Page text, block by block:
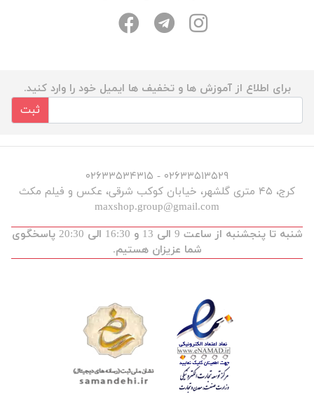
برای اطلاع از آموزش ها و تخفیف ها ایمیل خود را وارد کنید.
ثبت
۰۲۶۳۳۵۱۳۵۲۹ - ۰۲۶۳۳۵۳۴۳۱۵
کرج، ۴۵ متری گلشهر، خیابان کوکب شرقی، عکس و فیلم مکث
maxshop.group@gmail.com
شنبه تا پنجشنبه از ساعت 9 الی 13 و 16:30 الی 20:30 پاسخگوی
شما عزیزان هستیم.